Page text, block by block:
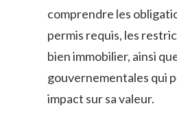
comprendre les
permis requis, ⁤les
bien immobilier, ainsi
gouvernementales qui
impact sur ⁤sa ⁤valeur.